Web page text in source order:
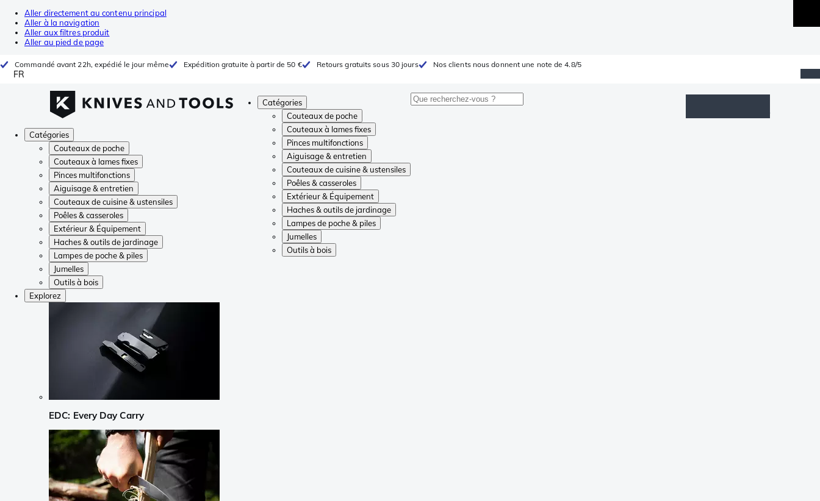
Aller directement au contenu principal
Aller à la navigation
Aller aux filtres produit
Aller au pied de page
Commandé avant 22h, expédié le jour même Expédition gratuite à partir de 50 € Retours gratuits sous 30 jours Nos clients nous donnent une note de 4.8/5
FR
Catégories
Couteaux de poche
Couteaux à lames fixes
Pinces multifonctions
Aiguisage & entretien
Couteaux de cuisine & ustensiles
Poêles & casseroles
Extérieur & Équipement
Haches & outils de jardinage
Lampes de poche & piles
Jumelles
Outils à bois
Catégories
Couteaux de poche
Couteaux à lames fixes
Pinces multifonctions
Aiguisage & entretien
Couteaux de cuisine & ustensiles
Poêles & casseroles
Extérieur & Équipement
Haches & outils de jardinage
Lampes de poche & piles
Jumelles
Outils à bois
Explorez
EDC: Every Day Carry